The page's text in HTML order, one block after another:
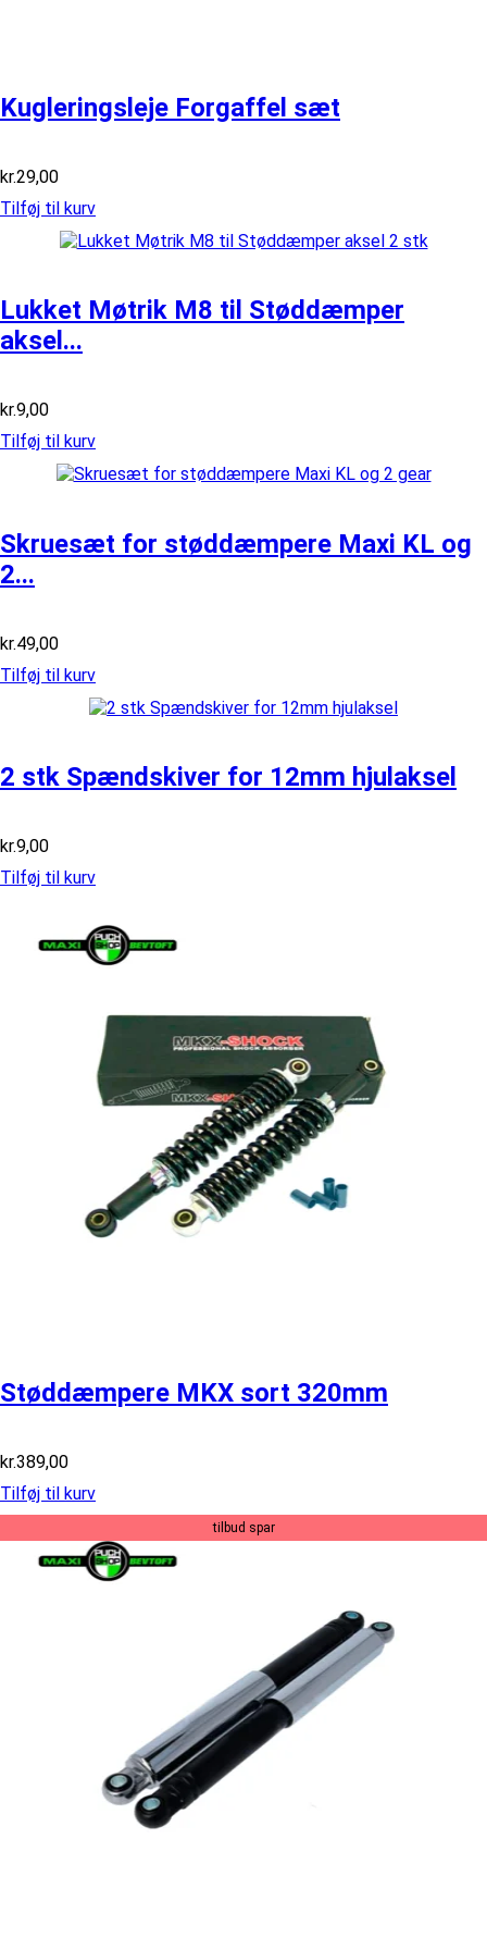
Kugleringsleje Forgaffel sæt
kr.29,00
Tilføj til kurv
Lukket Møtrik M8 til Støddæmper
aksel...
kr.9,00
Tilføj til kurv
Skruesæt for støddæmpere Maxi KL og
2...
kr.49,00
Tilføj til kurv
2 stk Spændskiver for 12mm hjulaksel
kr.9,00
Tilføj til kurv
Støddæmpere MKX sort 320mm
kr.389,00
Tilføj til kurv
tilbud spar